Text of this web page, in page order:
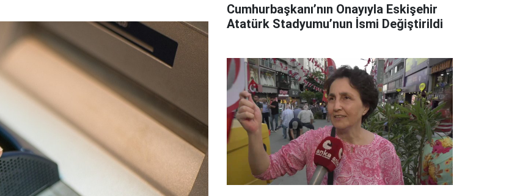
Cumhurbaşkanı’nın Onayıyla Eskişehir
Atatürk Stadyumu’nun İsmi Değiştirildi